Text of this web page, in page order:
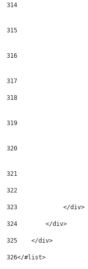
314
315
316
317
318
319
320
321
322
323
            	</div>
324
        </div>
325
    </div>
326</#list>